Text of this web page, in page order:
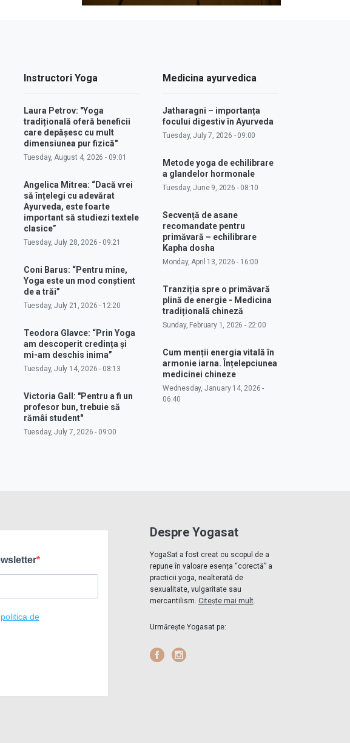
Instructori Yoga
Laura Petrov: "Yoga
tradițională oferă beneficii
care depășesc cu mult
dimensiunea pur fizică"
Tuesday, August 4, 2026 - 09:01
Angelica Mitrea: “Dacă vrei
să înțelegi cu adevărat
Ayurveda, este foarte
important să studiezi textele
clasice”
Tuesday, July 28, 2026 - 09:21
Coni Barus: “Pentru mine,
Yoga este un mod conștient
de a trăi”
Tuesday, July 21, 2026 - 12:20
Teodora Glavce: “Prin Yoga
am descoperit credința și
mi-am deschis inima”
Tuesday, July 14, 2026 - 08:13
Victoria Gall: "Pentru a fi un
profesor bun, trebuie să
rămâi student"
Tuesday, July 7, 2026 - 09:00
Medicina ayurvedica
Jatharagni – importanța
focului digestiv în Ayurveda
Tuesday, July 7, 2026 - 09:00
Metode yoga de echilibrare
a glandelor hormonale
Tuesday, June 9, 2026 - 08:10
Secvență de asane
recomandate pentru
primăvară – echilibrare
Kapha dosha
Monday, April 13, 2026 - 16:00
Tranziția spre o primăvară
plină de energie - Medicina
tradițională chineză
Sunday, February 1, 2026 - 22:00
Cum menții energia vitală în
armonie iarna. Înțelepciunea
medicinei chineze
Wednesday, January 14, 2026 -
06:40
Despre Yogasat
YogaSat a fost creat cu scopul de a
repune în valoare esența “corectă” a
practicii yoga, nealterată de
sexualitate, vulgaritate sau
mercantilism. Citește mai mult.
Urmărește Yogasat pe:
FacebookInstagram